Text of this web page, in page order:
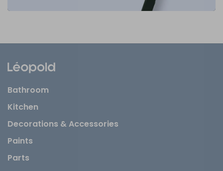
Bathroom
Kitchen
Decorations & Accessories
Paints
Parts